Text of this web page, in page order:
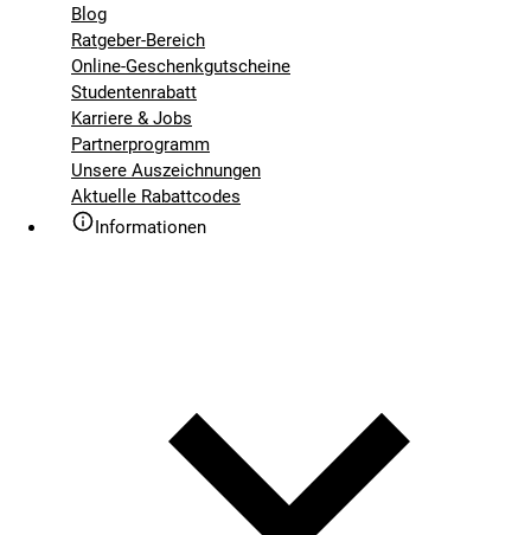
Blog
Ratgeber-Bereich
Online-Geschenkgutscheine
Studentenrabatt
Karriere & Jobs
Partnerprogramm
Unsere Auszeichnungen
Aktuelle Rabattcodes
Informationen